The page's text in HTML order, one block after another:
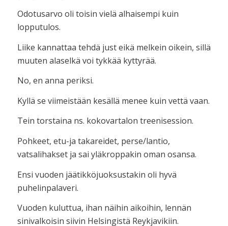
Odotusarvo oli toisin vielä alhaisempi kuin
lopputulos.
Liike kannattaa tehdä just eikä melkein oikein, sillä
muuten alaselkä voi tykkää kyttyrää.
No, en anna periksi.
Kyllä se viimeistään kesällä menee kuin vettä vaan.
Tein torstaina ns. kokovartalon treenisession.
Pohkeet, etu-ja takareidet, perse/lantio,
vatsalihakset ja sai yläkroppakin oman osansa.
Ensi vuoden jäätikköjuoksustakin oli hyvä
puhelinpalaveri.
Vuoden kuluttua, ihan näihin aikoihin, lennän
sinivalkoisin siivin Helsingistä Reykjavikiin.